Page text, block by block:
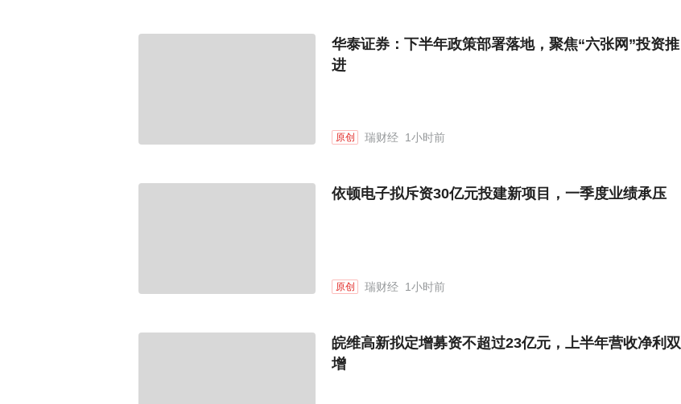
华泰证券：下半年政策部署落地，聚焦“六张网”投资推
进
原创 瑞财经 1小时前
依顿电子拟斥资30亿元投建新项目，一季度业绩承压
原创 瑞财经 1小时前
皖维高新拟定增募资不超过23亿元，上半年营收净利双
增